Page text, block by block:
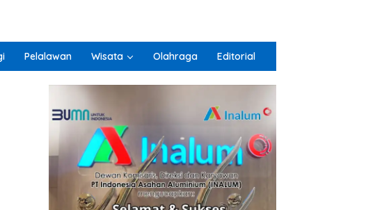
Pelalawan Wisata Olahraga Editorial